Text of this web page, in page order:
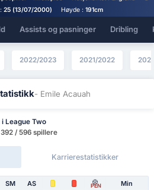
25 (13/07/2000) Høyde :191cm
Assists og pasninger Dribling
2022/2023 2021/2022
- Emile Acauah
League Two
/ 596 spillere
Karrierestatistikker
SM AS PEN Min